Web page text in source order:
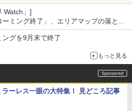
Watch」]
ミング終了」、エリアマップの落とし
グを9月末で終了
もっと見る
ラーレス一眼の大特集！ 見どころ記事